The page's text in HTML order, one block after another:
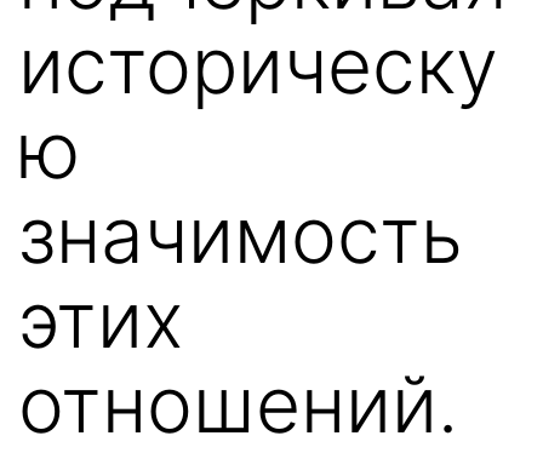
историческу
ю
значимость
этих
отношений.